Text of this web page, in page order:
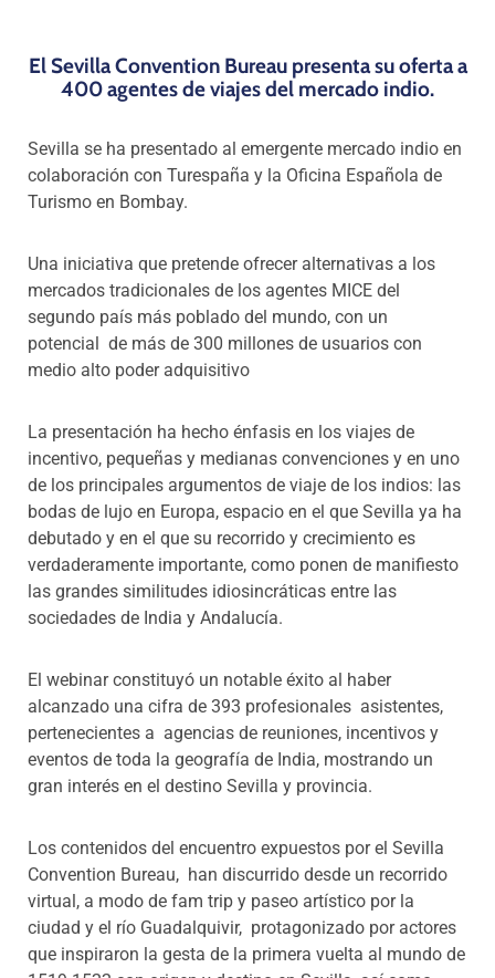
El Sevilla Convention Bureau presenta su oferta a
400 agentes de viajes del mercado indio.
Sevilla se ha presentado al emergente mercado indio en
colaboración con Turespaña y la Oficina Española de
Turismo en Bombay.
Una iniciativa que pretende ofrecer alternativas a los
mercados tradicionales de los agentes MICE del
segundo país más poblado del mundo, con un
potencial de más de 300 millones de usuarios con
medio alto poder adquisitivo
La presentación ha hecho énfasis en los viajes de
incentivo, pequeñas y medianas convenciones y en uno
de los principales argumentos de viaje de los indios: las
bodas de lujo en Europa, espacio en el que Sevilla ya ha
debutado y en el que su recorrido y crecimiento es
verdaderamente importante, como ponen de manifiesto
las grandes similitudes idiosincráticas entre las
sociedades de India y Andalucía.
El webinar constituyó un notable éxito al haber
alcanzado una cifra de 393 profesionales asistentes,
pertenecientes a agencias de reuniones, incentivos y
eventos de toda la geografía de India, mostrando un
gran interés en el destino Sevilla y provincia.
Los contenidos del encuentro expuestos por el Sevilla
Convention Bureau, han discurrido desde un recorrido
virtual, a modo de fam trip y paseo artístico por la
ciudad y el río Guadalquivir, protagonizado por actores
que inspiraron la gesta de la primera vuelta al mundo de